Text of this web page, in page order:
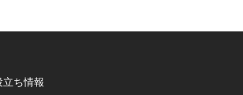
立ち情報